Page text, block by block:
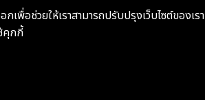
เพื่อช่วยให้เราสามารถปรับปรุงเว็บไซต์ของเรา
คุกกี้